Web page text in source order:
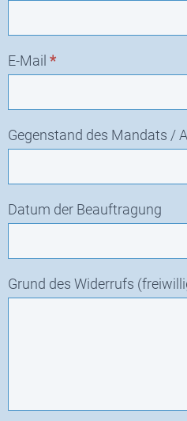
E-Mail *
Gegenstand des Mandats /
Datum der Beauftragung
Grund des Widerrufs